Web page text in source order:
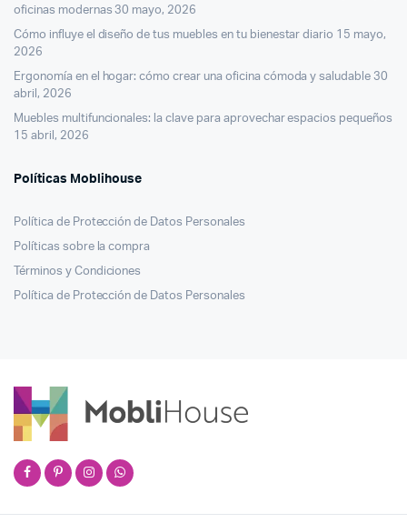
oficinas modernas 30 mayo, 2026
Cómo influye el diseño de tus muebles en tu bienestar diario 15 mayo,
2026
Ergonomía en el hogar: cómo crear una oficina cómoda y saludable 30
abril, 2026
Muebles multifuncionales: la clave para aprovechar espacios pequeños
15 abril, 2026
Políticas Moblihouse
Política de Protección de Datos Personales
Políticas sobre la compra
Términos y Condiciones
Política de Protección de Datos Personales